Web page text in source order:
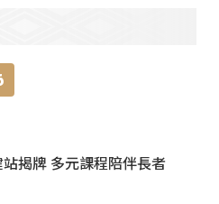
揭牌 多元課程陪伴長者